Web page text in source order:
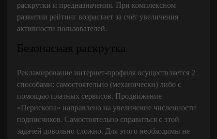
раскрутки и предназначения. При комплексном
развитии рейтинг возрастает за счёт увеличения
активности пользователей.
Безопасная раскрутка
Рекламирование интернет-профиля осуществляется 2
способами: самостоятельно (механически) либо с
помощью платных сервисов. Продвижение
«Перископа» направлено на увеличение численности
подписчиков. Самостоятельно справиться с этой
задачей довольно сложно. Для этого необходимы не